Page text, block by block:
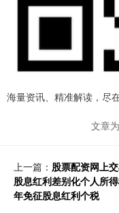
海量资讯、精准解读，尽
文章
上一篇： 股票配资网上
股息红利差别化个人所
年免征股息红利个税